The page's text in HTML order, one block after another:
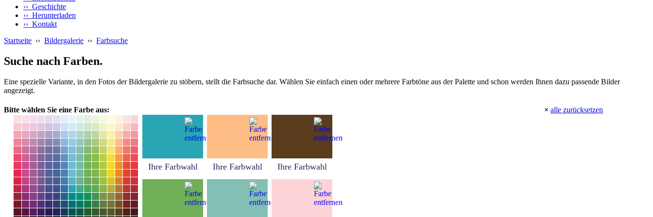
›› Geschichte
›› Herunterladen
›› Kontakt
Startseite ‹‹ Bildergalerie ‹‹ Farbsuche
Suche nach Farben.
Eine spezielle Variante, in den Fotos der Bildergalerie zu stöbern, stellt die Farbsuche dar. Wählen Sie einfach einen oder mehrere Farbtöne aus der Palette und schon werden Ihnen dazu passende Bilder
angezeigt.
× alle zurücksetzen
Bitte wählen Sie eine Farbe aus:
Ihre Farbwahl Ihre Farbwahl Ihre Farbwahl